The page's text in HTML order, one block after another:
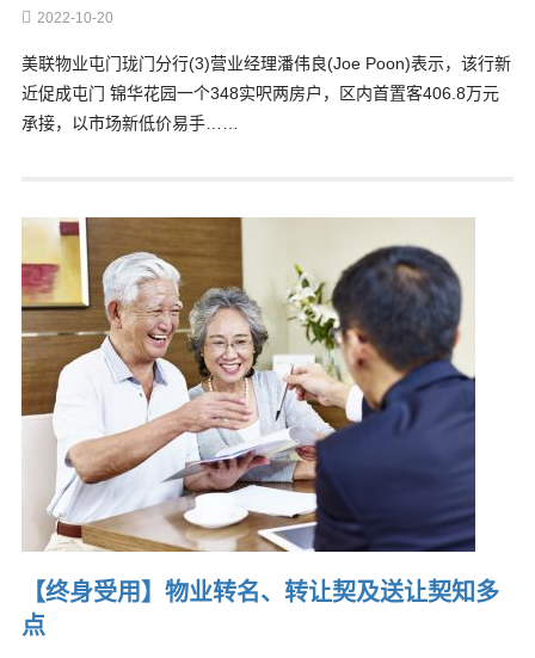
2022-10-20
美联物业屯门珑门分行(3)营业经理潘伟良(Joe Poon)表示，该行新
近促成屯门 锦华花园一个348实呎两房户，区内首置客406.8万元
承接，以市场新低价易手……
【终身受用】物业转名、转让契及送让契知多
点